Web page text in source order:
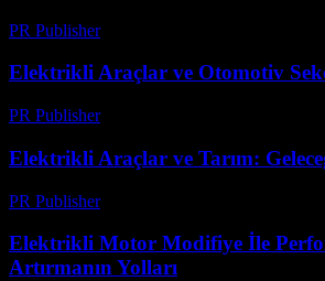
PR Publisher-
Elektrikli Araçlar ve Otomotiv
PR Publisher-
Elektrikli Araçlar ve Tarım:
PR Publisher-
Elektrikli Motor Modifiye İle
Artırmanın Yolları